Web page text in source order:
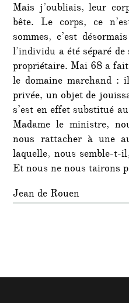
Mais j’oubliais, leur
bête. Le corps, ce
sommes, c’est
l’individu a été séparé
propriétaire. Mai 68 a
le domaine marchand :
privée, un objet de
s’est en effet substitué
Madame le ministre,
nous rattacher à une
laquelle, nous semble-t-
Et nous ne nous tairons
Jean de Rouen